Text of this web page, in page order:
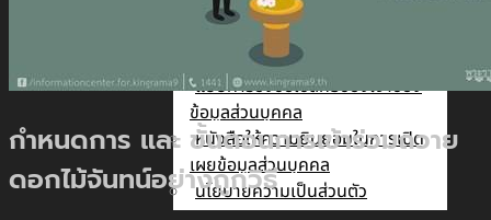
รับสมัคร The Adviser
แบบคำร้องขอใช้สิทธิของเจ้าของ
ข้อมูลส่วนบุคคล
หนังสือให้ความยินยอมในการเปิด
เผยข้อมูลส่วนบุคคล
นโยบายความเป็นส่วนตัว
กำหนดการ และ ขั้นตอนการเข้าร่วมถวาย
ดอกไม้จันทน์อย่างถูกวิธี